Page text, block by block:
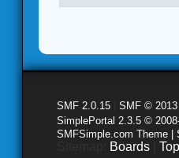
SMF 2.0.15 SMF © 2013
SimplePortal 2.3.5 ©
SMFSimple.com Theme |
Boards